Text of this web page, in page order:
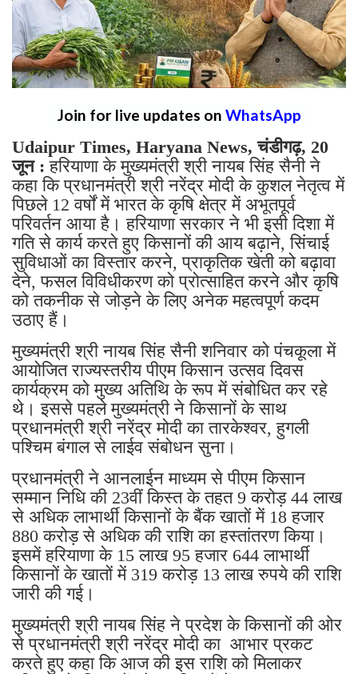
Join for live updates on WhatsApp
Udaipur Times, Haryana News, चंडीगढ़, 20
जून :हरियाणा के मुख्यमंत्री श्री नायब सिंह सैनी ने
कहा कि प्रधानमंत्री श्री नरेंद्र मोदी के कुशल नेतृत्व में
पिछले 12 वर्षों में भारत के कृषि क्षेत्र में अभूतपूर्व
परिवर्तन आया है। हरियाणा सरकार ने भी इसी दिशा में
गति से कार्य करते हुए किसानों की आय बढ़ाने, सिंचाई
सुविधाओं का विस्तार करने, प्राकृतिक खेती को बढ़ावा
देने, फसल विविधीकरण को प्रोत्साहित करने और कृषि
को तकनीक से जोड़ने के लिए अनेक महत्वपूर्ण कदम
उठाए हैं।
मुख्यमंत्री श्री नायब सिंह सैनी शनिवार को पंचकूला में
आयोजित राज्यस्तरीय पीएम किसान उत्सव दिवस
कार्यक्रम को मुख्य अतिथि के रूप में संबोधित कर रहे
थे। इससे पहले मुख्यमंत्री ने किसानों के साथ
प्रधानमंत्री श्री नरेंद्र मोदी का तारकेश्वर, हुगली
पश्चिम बंगाल से लाईव संबोधन सुना।
प्रधानमंत्री ने आनलाईन माध्यम से पीएम किसान
सम्मान निधि की 23वीं किस्त के तहत 9 करोड़ 44 लाख
से अधिक लाभार्थी किसानों के बैंक खातों में 18 हजार
880 करोड़ से अधिक की राशि का हस्तांतरण किया।
इसमें हरियाणा के 15 लाख 95 हजार 644 लाभार्थी
किसानों के खातों में 319 करोड़ 13 लाख रुपये की राशि
जारी की गई।
मुख्यमंत्री श्री नायब सिंह ने प्रदेश के किसानों की ओर
से प्रधानमंत्री श्री नरेंद्र मोदी का आभार प्रकट
करते हुए कहा कि आज की इस राशि को मिलाकर